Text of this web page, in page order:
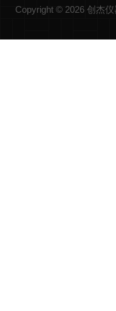
Copyright © 2026 创杰